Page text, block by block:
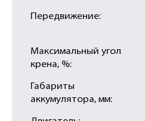
Передвижение:
Максимальный угол
крена, %:
Габариты
аккумулятора, мм: